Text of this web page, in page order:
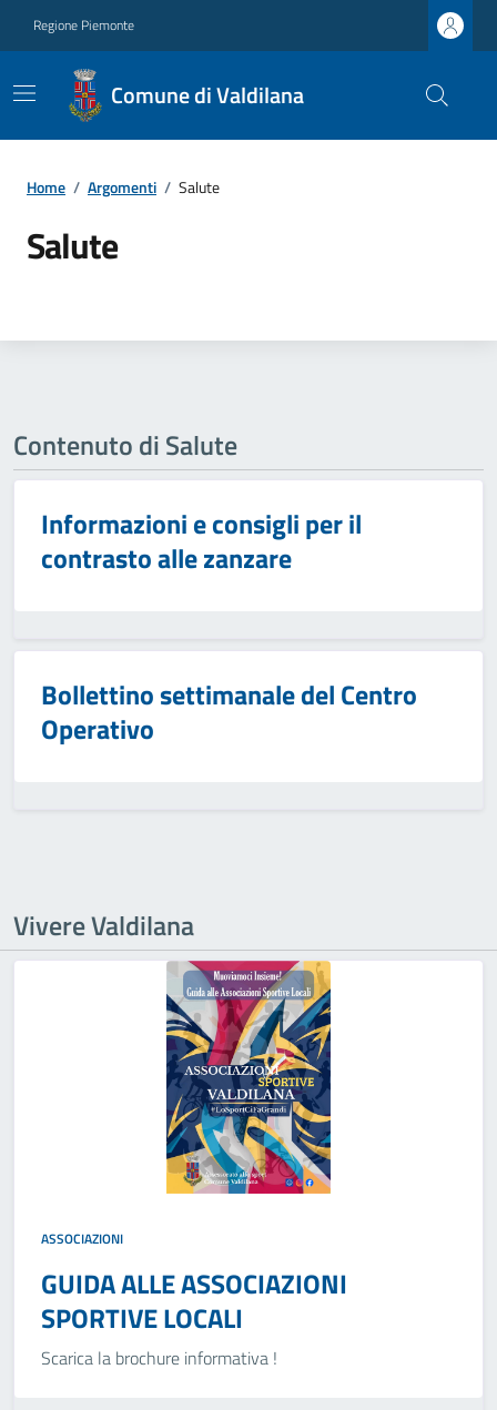
Regione Piemonte
Comune di Valdilana
Home / Argomenti / Salute
Salute
Contenuto di Salute
Informazioni e consigli per il
contrasto alle zanzare
Bollettino settimanale del Centro
Operativo
Vivere Valdilana
ASSOCIAZIONI
GUIDA ALLE ASSOCIAZIONI
SPORTIVE LOCALI
Scarica la brochure informativa !